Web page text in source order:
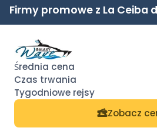
Firmy promowe z La Ceiba
Zobacz